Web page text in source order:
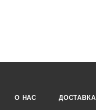
О НАС ДОСТАВКА